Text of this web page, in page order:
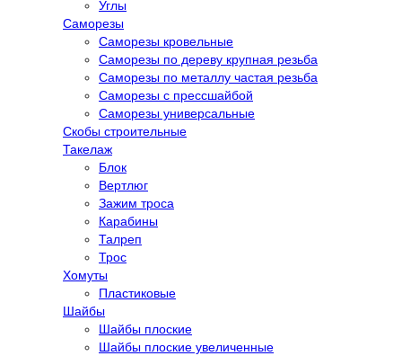
Углы
Саморезы
Саморезы кровельные
Саморезы по дереву крупная резьба
Саморезы по металлу частая резьба
Саморезы с прессшайбой
Саморезы универсальные
Скобы строительные
Такелаж
Блок
Вертлюг
Зажим троса
Карабины
Талреп
Трос
Хомуты
Пластиковые
Шайбы
Шайбы плоские
Шайбы плоские увеличенные